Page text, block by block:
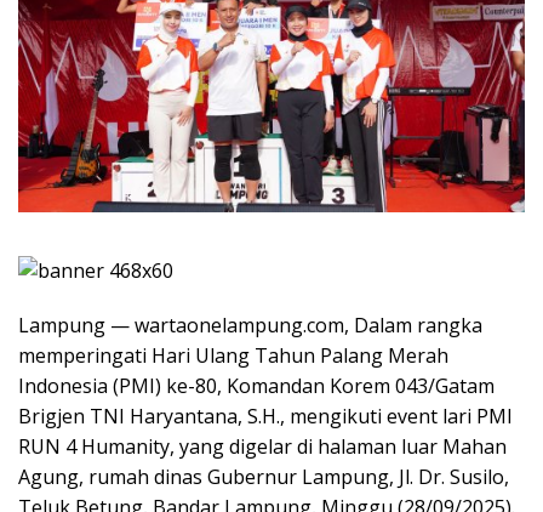
Lampung — wartaonelampung.com, Dalam rangka
memperingati Hari Ulang Tahun Palang Merah
Indonesia (PMI) ke-80, Komandan Korem 043/Gatam
Brigjen TNI Haryantana, S.H., mengikuti event lari PMI
RUN 4 Humanity, yang digelar di halaman luar Mahan
Agung, rumah dinas Gubernur Lampung, Jl. Dr. Susilo,
Teluk Betung, Bandar Lampung, Minggu (28/09/2025).